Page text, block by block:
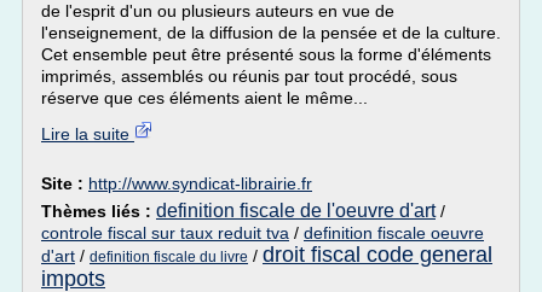
de l'esprit d'un ou plusieurs auteurs en vue de
l'enseignement, de la diffusion de la pensée et de la culture.
Cet ensemble peut être présenté sous la forme d'éléments
imprimés, assemblés ou réunis par tout procédé, sous
réserve que ces éléments aient le même...
Lire la suite
Site : http://www.syndicat-librairie.fr
Thèmes liés : definition fiscale de l'oeuvre d'art/
controle fiscal sur taux reduit tva / definition fiscale oeuvre
d'art / definition fiscale du livre / droit fiscal code general
impots